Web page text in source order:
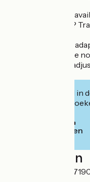
Collection points
Vélo or In Mutzig ?
Need advice or an
and some bikes are
Sunday? Need to
Geïnteresseerd in
website om te
Bellen
Localisation
Place de la Gare